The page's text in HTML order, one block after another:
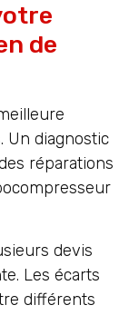
de
Un diagnostic
réparations
devis
Les écarts
différents